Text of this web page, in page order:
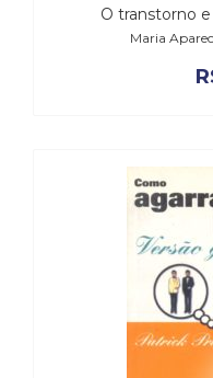
O transtorno
Maria